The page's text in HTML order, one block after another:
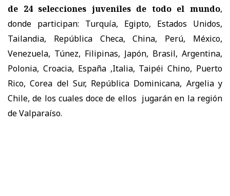
de 24 selecciones juveniles de todo el mundo,
donde participan: Turquía, Egipto, Estados Unidos,
Tailandia, República Checa, China, Perú, México,
Venezuela, Túnez, Filipinas, Japón, Brasil, Argentina,
Polonia, Croacia, España ,Italia, Taipéi Chino, Puerto
Rico, Corea del Sur, República Dominicana, Argelia y
Chile, de los cuales doce de ellos jugarán en la región
de Valparaíso.